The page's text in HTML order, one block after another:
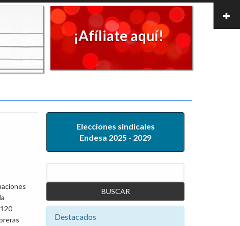
¡Afíliate aquí!
Elecciones sindicales
Endesa 2025 - 2029
Destacados